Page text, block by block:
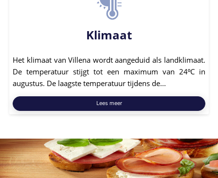
Klimaat
Het klimaat van Villena wordt aangeduid als landklimaat.
De temperatuur stijgt tot een maximum van 24⁰C in
augustus. De laagste temperatuur tijdens de...
Lees meer